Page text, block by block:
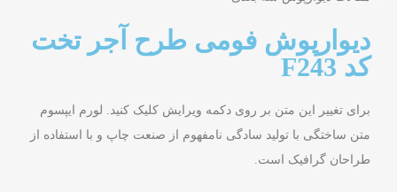
دیوارپوش فومی طرح آجر تخت
کد F243
برای تغییر این متن بر روی دکمه ویرایش کلیک کنید. لورم ایپسوم
متن ساختگی با تولید سادگی نامفهوم از صنعت چاپ و با استفاده از
طراحان گرافیک است.